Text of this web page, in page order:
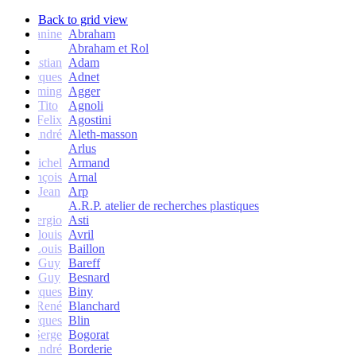
Back to grid view
Janine Abraham
Abraham et Rol
Christian Adam
Jacques Adnet
Flemming Agger
Tito
Agnoli
Felix Agostini
André Aleth-masson
Arlus
Michel Armand
François Arnal
Jean
Arp
A.R.P. atelier de recherches plastiques
Sergio Asti
Jean-louis Avril
Louis Baillon
Guy Bareff
Guy Besnard
Jacques Biny
René Blanchard
Jacques Blin
Serge Bogorat
André Borderie